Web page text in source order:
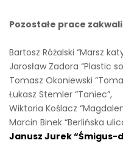
Pozostałe prace
Bartosz Różalski “Marsz
Jarosław Zadora “Plastic
Tomasz Okoniewski
Łukasz Stemler “Taniec”,
Wiktoria Koślacz
Marcin Binek “Berlińska
Janusz Jurek “Śmigus-